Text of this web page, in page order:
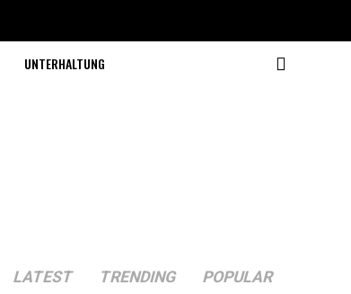
UNTERHALTUNG
LATEST TRENDING POPULAR